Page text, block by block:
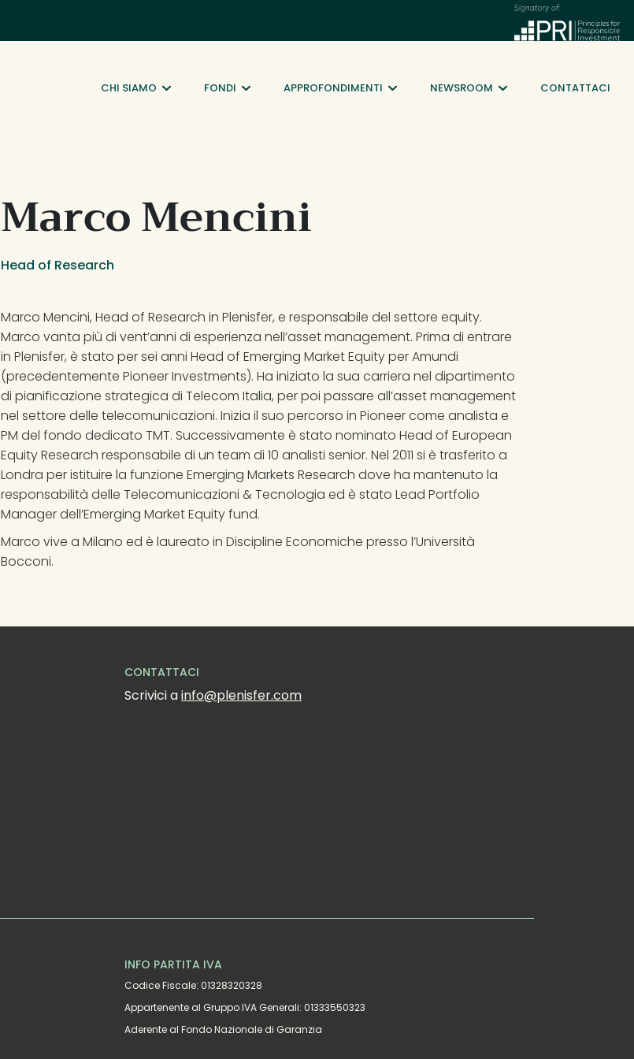
CHI SIAMO FONDI APPROFONDIMENTI NEWSROOM CONTATTACI
Marco Mencini
Head of Research
Marco Mencini, Head of Research in Plenisfer, e responsabile del settore equity.
Marco vanta più di vent’anni di esperienza nell’asset management. Prima di entrare
in Plenisfer, è stato per sei anni Head of Emerging Market Equity per Amundi
(precedentemente Pioneer Investments). Ha iniziato la sua carriera nel dipartimento
di pianificazione strategica di Telecom Italia, per poi passare all’asset management
nel settore delle telecomunicazioni. Inizia il suo percorso in Pioneer come analista e
PM del fondo dedicato TMT. Successivamente è stato nominato Head of European
Equity Research responsabile di un team di 10 analisti senior. Nel 2011 si è trasferito a
Londra per istituire la funzione Emerging Markets Research dove ha mantenuto la
responsabilità delle Telecomunicazioni & Tecnologia ed è stato Lead Portfolio
Manager dell’Emerging Market Equity fund.
Marco vive a Milano ed è laureato in Discipline Economiche presso l’Università
Bocconi.
CONTATTACI
Scrivici a info@plenisfer.com
INFO PARTITA IVA
Codice Fiscale: 01328320328
Appartenente al Gruppo IVA Generali: 01333550323
Aderente al Fondo Nazionale di Garanzia